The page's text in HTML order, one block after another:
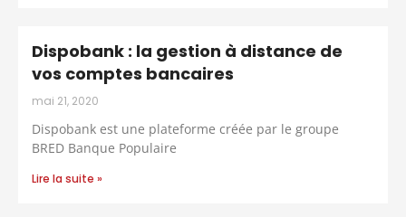
Dispobank : la gestion à distance de
vos comptes bancaires
mai 21, 2020
Dispobank est une plateforme créée par le groupe
BRED Banque Populaire
Lire la suite »